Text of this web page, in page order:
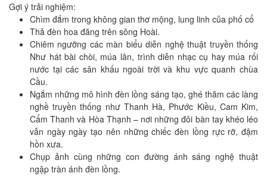
Gợi ý trải nghiệm:
Chìm đắm trong không gian thơ mộng, lung linh của phố cổ
Thả đèn hoa đăng trên sông Hoài.
Chiêm ngưỡng các màn biểu diễn nghệ thuật truyền thống
Như hát bài chòi, múa lân, trình diễn nhạc cụ hay múa rối
nước tại các sân khấu ngoài trời và khu vực quanh chùa
Cầu.
Ngắm những mô hình đèn lồng sáng tạo, ghé thăm các làng
nghề truyền thống như Thanh Hà, Phước Kiều, Cam Kim,
Cẩm Thanh và Hòa Thạnh – nơi những đôi bàn tay khéo léo
vẫn ngày ngày tạo nên những chiếc đèn lồng rực rỡ, đậm
hồn xưa.
Chụp ảnh cùng những con đường ánh sáng nghệ thuật
ngập tràn ánh đèn lồng.